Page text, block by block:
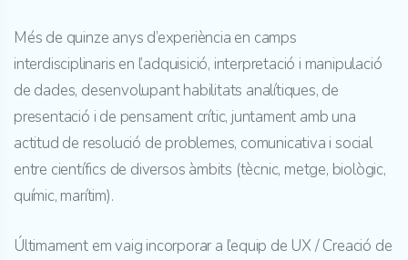
Més de quinze anys d’experiència en camps
interdisciplinaris en l’adquisició, interpretació i manipulació
de dades, desenvolupant habilitats analítiques, de
presentació i de pensament crític, juntament amb una
actitud de resolució de problemes, comunicativa i social
entre científics de diversos àmbits (tècnic, metge, biològic,
químic, marítim).
Últimament em vaig incorporar a l’equip de UX / Creació de